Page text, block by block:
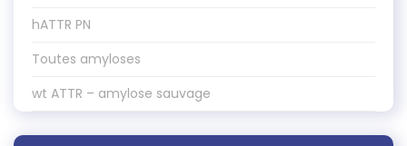
hATTR PN
Toutes amyloses
wt ATTR – amylose sauvage